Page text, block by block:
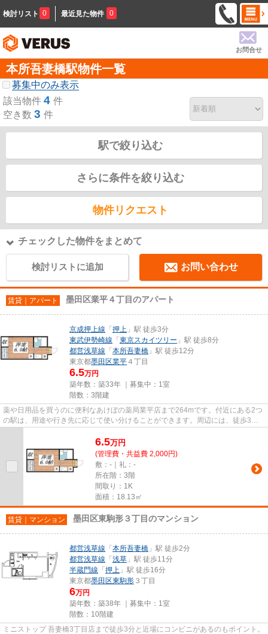
検討リスト 0 最近見た物件 0
お問合せ
本所吾妻橋駅物件一覧
募集中のみ表示
該当物件 4 件
空き数 3 件
駅で絞り込む
さらに条件を絞り込む
物件リクエスト
チェックした物件をまとめて
検討リストに追加 お問い合わせ
賃貸｜アパート 墨田区業平４丁目のアパート
京成押上線 「 押上 」駅 徒歩3分
東武伊勢崎線 「 東京スカイツリー 」駅 徒歩8分
都営浅草線 「 本所吾妻橋 」駅 徒歩12分
東京都墨田区業平 ４丁目
6.5万円
築年数：築33年 ｜募集中： 1室
階数：3階建
薬や日用品を買うのに便利なあけぼの薬局業平店まで264mです。付近にある2つ
の駅は、用途や行き先に応じて使い分けることができます。周辺には、徒歩3分
6.5万円
(管理費・共益費 2,000円)
敷：-｜礼：-
所在階：3階
間取り：1K
面積：18.13㎡
賃貸｜マンション 墨田区東駒形３丁目のマンション
都営浅草線 「 本所吾妻橋 」駅 徒歩2分
都営浅草線 「 浅草 」駅 徒歩11分
半蔵門線 「 押上 」駅 徒歩16分
東京都墨田区東駒形 ３丁目
6万円
築年数：築38年 ｜募集中： 1室
階数：10階建
ミニストップ 吾妻橋3丁目店まで徒歩3分と近場にコンビニがあるのもポイント。